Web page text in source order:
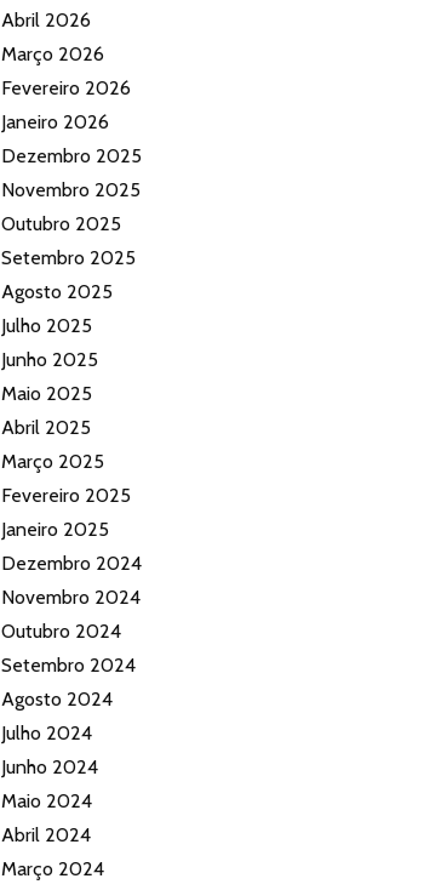
Abril 2026
Março 2026
Fevereiro 2026
Janeiro 2026
Dezembro 2025
Novembro 2025
Outubro 2025
Setembro 2025
Agosto 2025
Julho 2025
Junho 2025
Maio 2025
Abril 2025
Março 2025
Fevereiro 2025
Janeiro 2025
Dezembro 2024
Novembro 2024
Outubro 2024
Setembro 2024
Agosto 2024
Julho 2024
Junho 2024
Maio 2024
Abril 2024
Março 2024